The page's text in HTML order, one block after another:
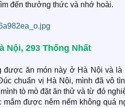
đến thưởng thức và nhớ hoài.
Nội, 293 Thống Nhất
được ăn món này ở Hà Nội và
chuẩn vị Hà Nội, mình đã vô
tò mò đặt ăn thử và từ đó
được nêm nếm không quá